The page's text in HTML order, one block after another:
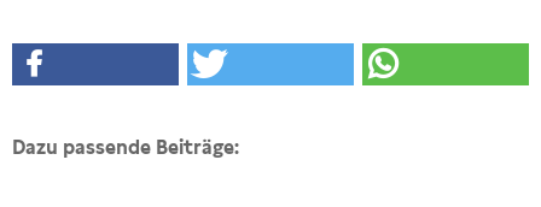
Dazu passende Beiträge: